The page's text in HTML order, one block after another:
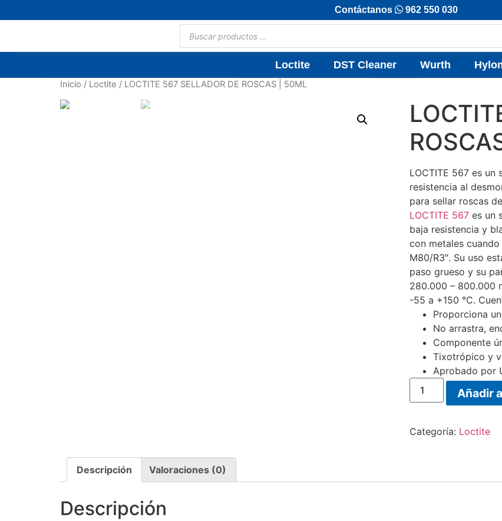
Contáctanos 962 550 030
Loctite DST Cleaner Wurth
Inicio / Loctite / LOCTITE 567 SELLADOR DE ROSCAS | 50ML
LOCTITE 567 es
resistencia al
para sellar roscas
LOCTITE 567es un
baja resistencia y
con metales
M80/R3″. Su uso
paso grueso y su
280.000 – 800.000
-55 a +150 °C.
Proporciona
No arrastra,
Componente
Tixotrópico y
Aprobado por
Añadir
Categoría: Loctite
Descripción Valoraciones (0)
Descripción